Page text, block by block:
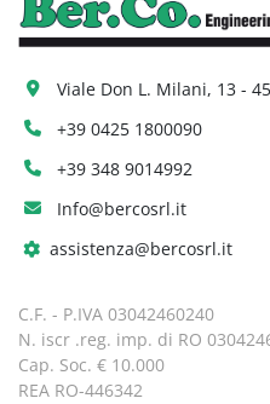
Viale Don L. Milani, 13 -
+39 0425 1800090
+39 348 9014992
Info@bercosrl.it
assistenza@bercosrl.it
C.F. - P.IVA 03042460240
N. iscr .reg. imp. di RO
Cap. Soc. € 10.000
REA RO-446342